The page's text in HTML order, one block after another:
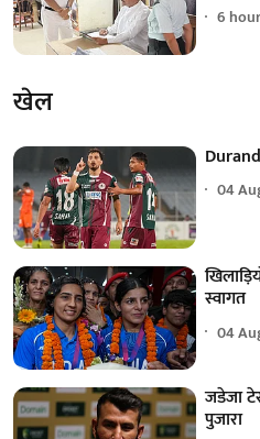
6
खेल
04
स्वागत
04
जडेजा
पुजारा